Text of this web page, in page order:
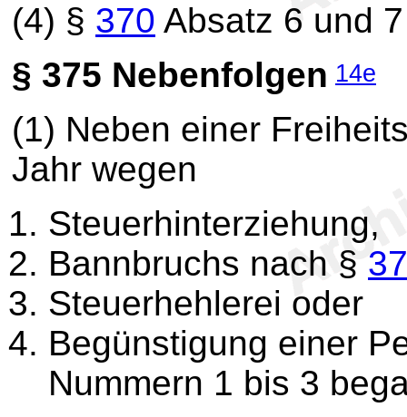
(4) § 370 Absatz 6 und
§ 375 Nebenfolgen 14e
(1) Neben einer
Jahr wegen
Steuerhinterziehung,
Bannbruchs nach §
Steuerhehlerei oder
Begünstigung einer
Nummern 1 bis 3